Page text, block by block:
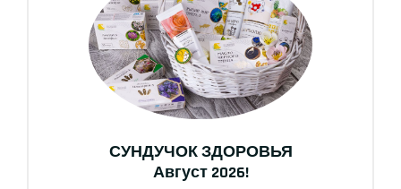
СУНДУЧОК ЗДОРОВЬЯ
Август 2026!